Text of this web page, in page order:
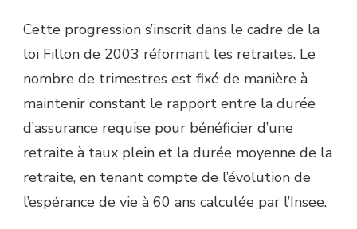
Cette progression s’inscrit dans le cadre de la
loi Fillon de 2003 réformant les retraites. Le
nombre de trimestres est fixé de manière à
maintenir constant le rapport entre la durée
d’assurance requise pour bénéficier d’une
retraite à taux plein et la durée moyenne de la
retraite, en tenant compte de l’évolution de
l’espérance de vie à 60 ans calculée par l’Insee.